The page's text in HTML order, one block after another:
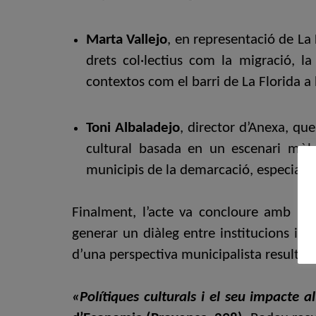
Marta Vallejo, en representació de
drets col·lectius com la migració,
contextos com el barri de La Florida
Toni Albaladejo, director d’Anexa,
cultural basada en un escenari
municipis de la demarcació,
Finalment, l’acte va concloure amb
generar un diàleg entre institucions i
d’una perspectiva municipalista resultés
«Polítiques culturals i el seu impacte